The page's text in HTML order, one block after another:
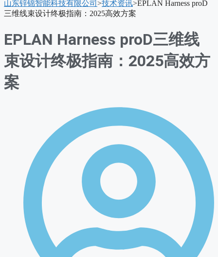
单
山东锌锦智能科技有限公司 >技术资讯>EPLAN Harness proD
三维线束设计终极指南：2025高效方案
EPLAN Harness proD三维线
束设计终极指南：2025高效方
案